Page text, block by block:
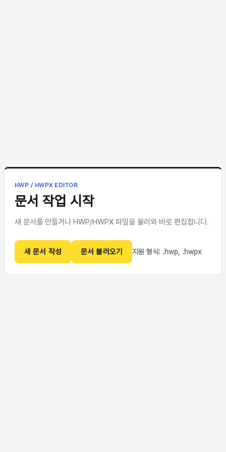
HWP / HWPX EDITOR
문서 작업 시작
새 문서를 만들거나 HWP/HWPX 파일을 불러와 바로 편집합니다.
새 문서 작성 문서 불러오기 지원 형식: .hwp, .hwpx